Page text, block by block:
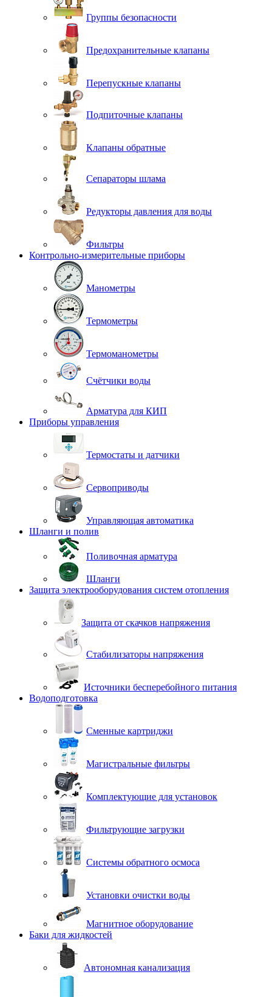
Группы безопасности
Предохранительные клапаны
Перепускные клапаны
Подпиточные клапаны
Клапаны обратные
Сепараторы шлама
Редукторы давления для воды
Фильтры
Контрольно-измерительные приборы
Манометры
Термометры
Термоманометры
Счётчики воды
Арматура для КИП
Приборы управления
Термостаты и датчики
Сервоприводы
Управляющая автоматика
Шланги и полив
Поливочная арматура
Шланги
Защита электрооборудования систем отопления
Защита от скачков напряжения
Стабилизаторы напряжения
Источники бесперебойного питания
Водоподготовка
Сменные картриджи
Магистральные фильтры
Комплектующие для установок
Фильтрующие загрузки
Системы обратного осмоса
Установки очистки воды
Магнитное оборудование
Баки для жидкостей
Автономная канализация